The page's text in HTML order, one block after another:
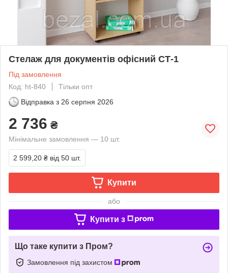
Стелаж для документів офісний СТ-1
Під замовлення
Код: ht-840
Тільки опт
Відправка з 26 серпня 2026
2 736 ₴
Мінімальне замовлення — 10 шт.
2 599,20 ₴ від 50 шт.
Купити
або
Купити з
Що таке купити з Пром?
Замовлення під захистом